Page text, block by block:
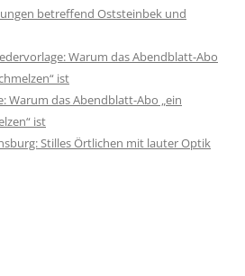
betreffend Oststeinbek und
Warum das Abendblatt-Abo
ist
Warum das Abendblatt-Abo „ein
ist
Stilles Örtlichen mit lauter Optik